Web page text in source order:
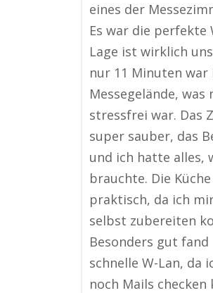
eines der
Es war die perfekte
Lage ist wirklich
nur 11 Minuten war
Messegelände, was
stressfrei war. Das
super sauber, das
und ich hatte alles,
brauchte. Die
praktisch, da ich
selbst zubereiten
Besonders gut fand
schnelle W-Lan, da
noch Mails checken